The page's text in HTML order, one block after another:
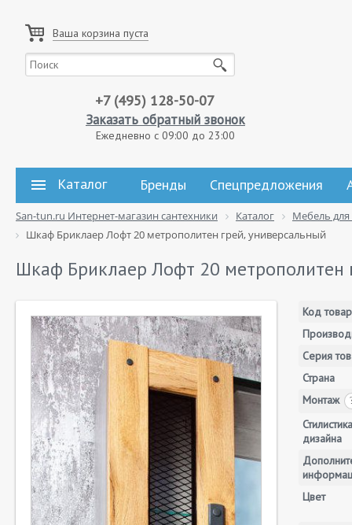
Ваша корзина пуста
+7 (495) 128-50-07
Заказать обратный звонок
Ежедневно с 09:00 до 23:00
Каталог Бренды Спецпредложения
San-tun.ru Интернет-магазин сантехники Каталог
Мебель
Шкаф Бриклаер Лофт 20 метрополитен грей, универсальный
Шкаф Бриклаер Лофт 20 метрополитен
Код
Серия
Страна
Монтаж
Стилистика
дизайна
Цвет